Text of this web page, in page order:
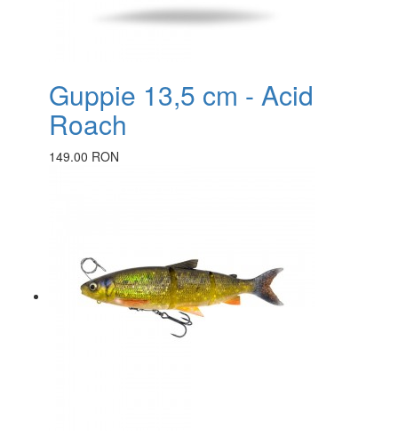
Guppie 13,5 cm - Acid
Roach
149.00 RON